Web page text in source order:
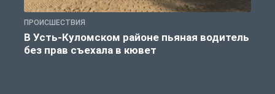
ПРОИСШЕСТВИЯ
В Усть-Куломском районе пьяная водитель
без прав съехала в кювет